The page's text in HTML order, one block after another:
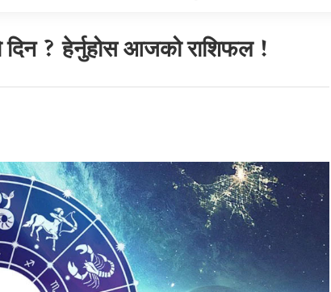
? हेर्नुहोस आजको राशिफल !